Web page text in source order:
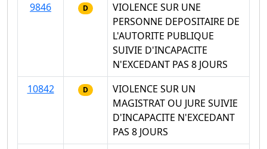
9846
D
VIOLENCE SUR UNE
PERSONNE DEPOSITAIRE DE
L'AUTORITE PUBLIQUE
SUIVIE D'INCAPACITE
N'EXCEDANT PAS 8 JOURS
10842
D
VIOLENCE SUR UN
MAGISTRAT OU JURE SUIVIE
D'INCAPACITE N'EXCEDANT
PAS 8 JOURS